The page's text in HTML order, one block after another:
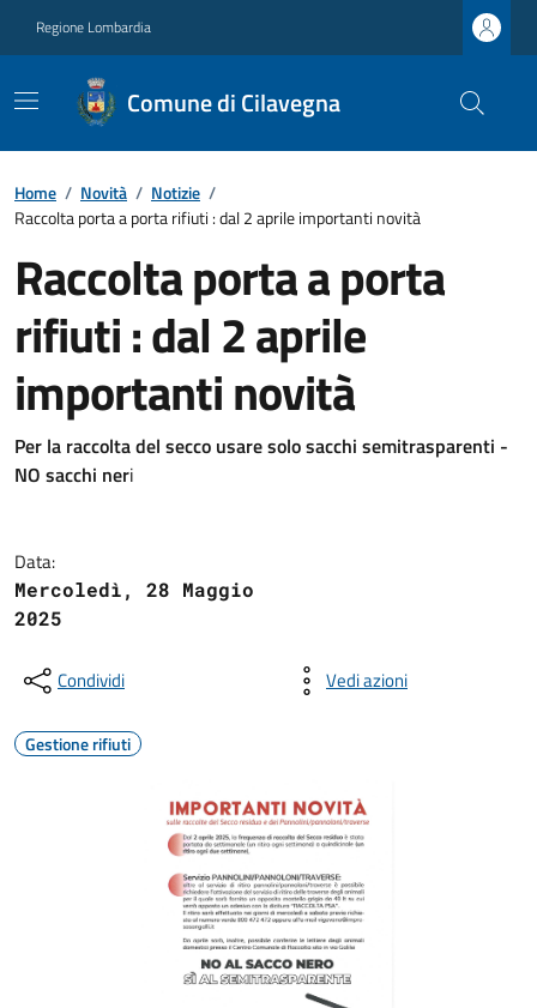
Regione Lombardia
Comune di Cilavegna
Home / Novità / Notizie /
Raccolta porta a porta rifiuti : dal 2 aprile importanti novità
Raccolta porta a porta
rifiuti : dal 2 aprile
importanti novità
Per la raccolta del secco usare solo sacchi semitrasparenti -
NO sacchi neri
Data:
Mercoledì, 28 Maggio
2025
Condividi Vedi azioni
Gestione rifiuti